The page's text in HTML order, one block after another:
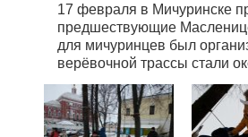
17 февраля в Мичуринске
предшествующие
для мичуринцев был
верёвочной трассы стали